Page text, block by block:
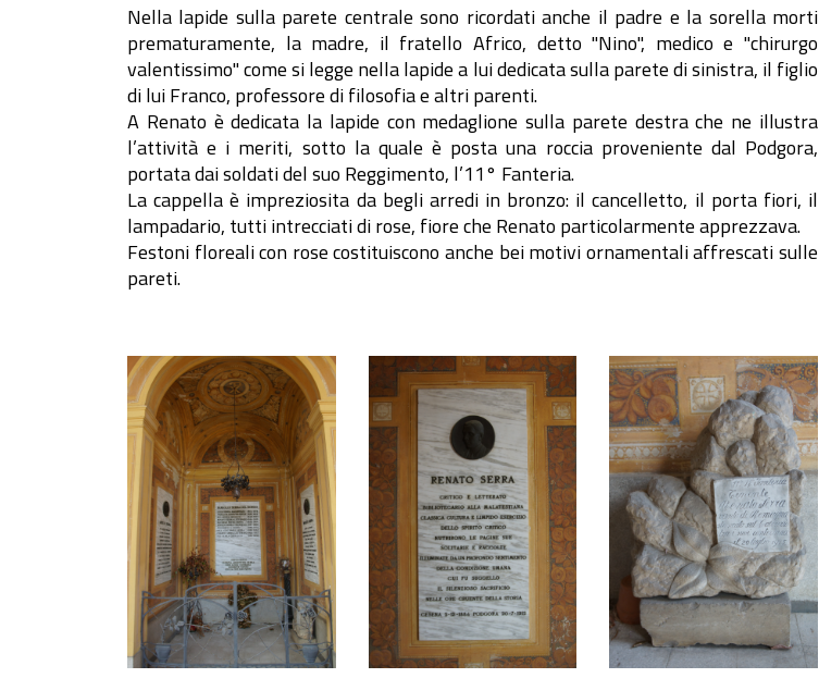
Nella lapide sulla parete centrale sono ricordati anche il padre e la sorella morti
prematuramente, la madre, il fratello Africo, detto "Nino", medico e "chirurgo
valentissimo" come si legge nella lapide a lui dedicata sulla parete di sinistra, il figlio
di lui Franco, professore di filosofia e altri parenti.
A Renato è dedicata la lapide con medaglione sulla parete destra che ne illustra
l’attività e i meriti, sotto la quale è posta una roccia proveniente dal Podgora,
portata dai soldati del suo Reggimento, l’11° Fanteria.
La cappella è impreziosita da begli arredi in bronzo: il cancelletto, il porta fiori, il
lampadario, tutti intrecciati di rose, fiore che Renato particolarmente apprezzava.
Festoni floreali con rose costituiscono anche bei motivi ornamentali affrescati sulle
pareti.